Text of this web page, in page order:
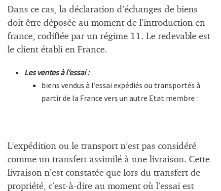
Dans ce cas, la déclaration d’échanges de biens
doit être déposée au moment de l’introduction en
france, codifiée par un régime 11. Le redevable est
le client établi en France.
Les ventes à l’essai :
biens vendus à l’essai expédiés ou transportés à
partir de la France vers un autre Etat membre :
L’expédition ou le transport n’est pas considéré
comme un transfert assimilé à une livraison. Cette
livraison n’est constatée que lors du transfert de
propriété, c’est-à-dire au moment où l’essai est